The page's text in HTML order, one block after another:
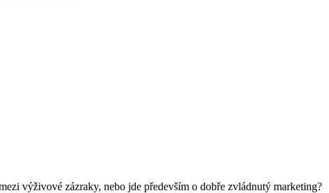
výživové zázraky, nebo jde především o dobře zvládnutý marketing?